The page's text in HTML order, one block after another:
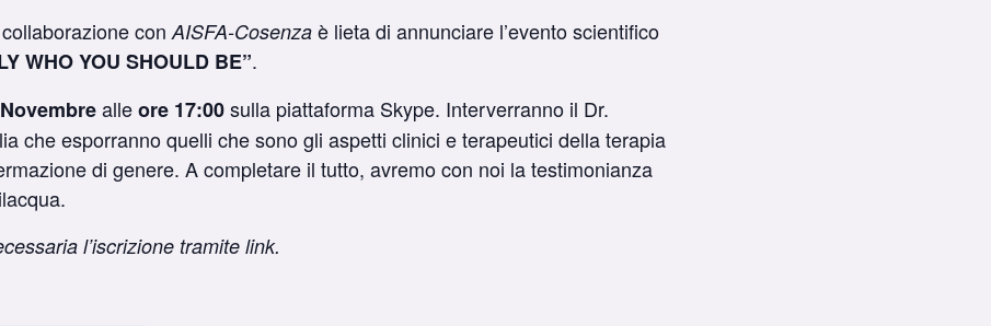
conAISFA-Cosenza è lieta di annunciare l’evento scientifico
WHO YOU SHOULD BE”.
alleore 17:00sulla piattaforma Skype. Interverranno il Dr.
che esporranno quelli che sono gli aspetti clinici e terapeutici della terapia
di genere. A completare il tutto, avremo con noi la testimonianza
l’iscrizione tramite link.